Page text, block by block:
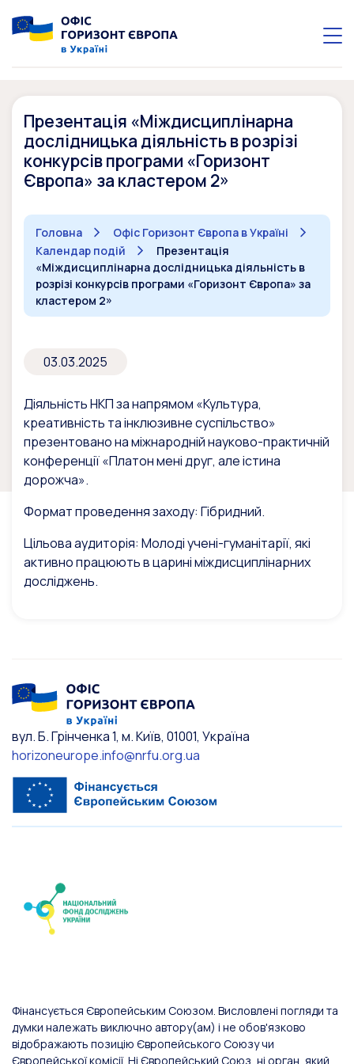
Презентація «Міждисциплінарна
дослідницька діяльність в розрізі
конкурсів програми «Горизонт
Європа» за кластером 2»
Головна
Офіс Горизонт Європа в Україні
Календар подій
Презентація
«Міждисциплінарна дослідницька діяльність в
розрізі конкурсів програми «Горизонт Європа» за
кластером 2»
03.03.2025
Діяльність НКП за напрямом «Культура,
креативність та інклюзивне суспільство»
презентовано на міжнародній науково-практичній
конференції «Платон мені друг, але істина
дорожча».
Формат проведення заходу: Гібридний.
Цільова аудиторія: Молоді учені-гуманітарії, які
активно працюють в царині міждисциплінарних
досліджень.
вул. Б. Грінченка 1, м. Київ, 01001, Україна
horizoneurope.info@nrfu.org.ua
Фінансується Європейським Союзом. Висловлені погляди та
думки належать виключно автору(ам) і не обов'язково
відображають позицію Європейського Союзу чи
Європейської комісії. Ні Європейський Союз, ні орган, який